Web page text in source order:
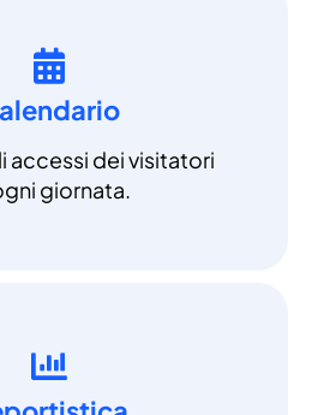
accessi dei visitatori
giornata.